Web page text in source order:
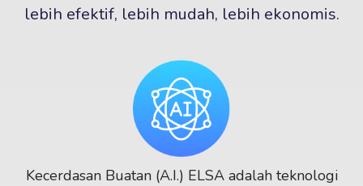
lebih efektif, lebih mudah, lebih ekonomis.
Kecerdasan Buatan (A.I.) ELSA adalah teknologi